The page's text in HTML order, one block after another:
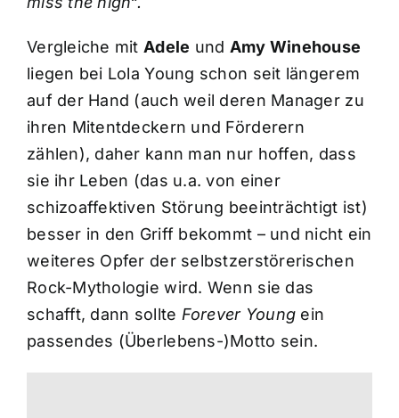
Vergleiche mitAdele und Amy Winehouse
liegen bei Lola Young schon seit längerem
auf der Hand (auch weil deren Manager zu
ihren Mitentdeckern und Förderern
zählen), daher kann man nur hoffen, dass
sie ihr Leben (das u.a. von einer
schizoaffektiven Störung beeinträchtigt ist)
besser in den Griff bekommt – und nicht ein
weiteres Opfer der selbstzerstörerischen
Rock-Mythologie wird. Wenn sie das
schafft, dann sollte Forever Young ein
passendes (Überlebens-)Motto sein.